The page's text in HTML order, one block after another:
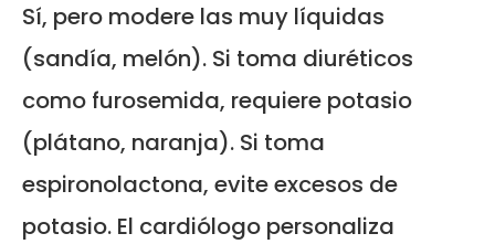
Sí, pero modere las muy líquidas
(sandía, melón). Si toma diuréticos
como furosemida, requiere potasio
(plátano, naranja). Si toma
espironolactona, evite excesos de
potasio. El cardiólogo personaliza